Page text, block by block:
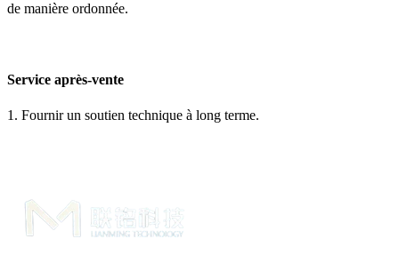
de manière ordonnée.
Service après-vente
1. Fournir un soutien technique à long terme.